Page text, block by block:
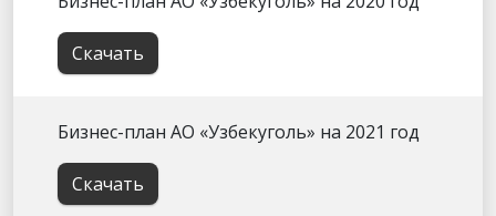
Скачать
Бизнес-план АО «Узбекуголь» на 2021 год
Скачать